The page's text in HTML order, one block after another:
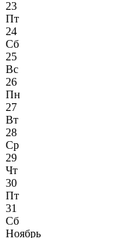
23
Пт
24
Сб
25
Вс
26
Пн
27
Вт
28
Ср
29
Чт
30
Пт
31
Сб
Ноябрь